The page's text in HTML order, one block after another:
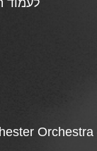
לעמוד